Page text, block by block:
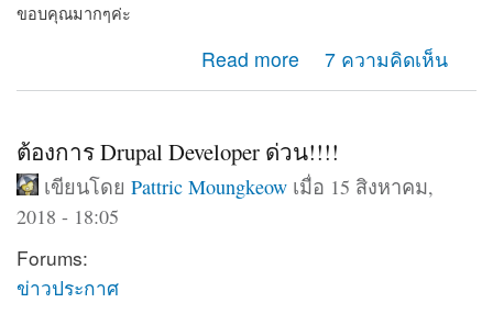
ขอบคุณมากๆค่ะ
Read more
about สมัครบัญชีด้วยหมายเลขโทรศัพท์ แต่ตอนนี้ไม่
สามารถเข้าระบบได้ บอกว่า หมายเลขนี้ไม่ได้สมัครเราลอง
7 ความคิดเห็น
ต้องการ Drupal Developer ด่วน!!!!
เขียนโดย Pattric Moungkeow เมื่อ 15 สิงหาคม,
2018 - 18:05
Forums:
ข่าวประกาศ